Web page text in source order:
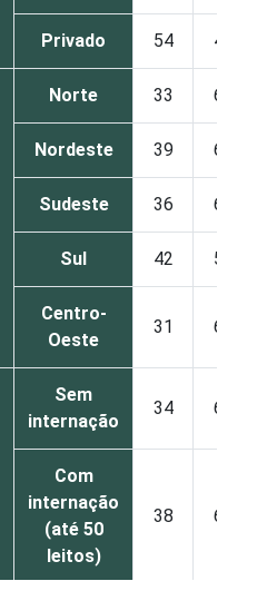
Privado 54 46
Norte 33 66
Nordeste 39 60
Sudeste 36 63
Sul 42 58
Centro-
Oeste
31 68
Sem
internação
34 65
Com
internação
(até 50
leitos)
38 61